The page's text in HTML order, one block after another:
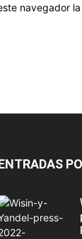
navegador